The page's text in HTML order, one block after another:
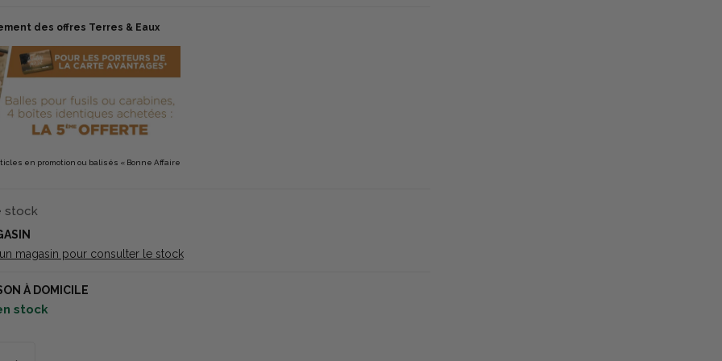
des offres Terres & Eaux
en promotion ou balisés « Bonne Affaire
stock
magasin pour consulter le stock
À DOMICILE
stock